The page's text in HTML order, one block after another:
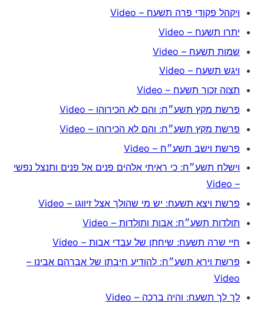
ויקהל פקודי פרה תשעח – Video
יתרו תשעח – Video
שמות תשעח – Video
ויגש תשעח – Video
תצוה זכור תשעח – Video
פרשת מקץ תשע״ח: והם לא הכירוהו – Video
פרשת מקץ תשע״ח: והם לא הכירוהו – Video
פרשת וישב תשע״ח – Video
וישלח תשע״ח: כי ראיתי אלהים פנים אל פנים ותנצל נפשי
– Video
פרשת ויצא תשעח: יש מי שהולך אצל זיווגו – Video
תולדות תשע״ח: אבות ותולדות – Video
חיי שרה תשעח: שיחתן של עבדי אבות – Video
פרשת וירא תשע״ח: להודיע חיבתו של אברהם אבינו –
Video
לך לך תשעח: והיה ברכה – Video